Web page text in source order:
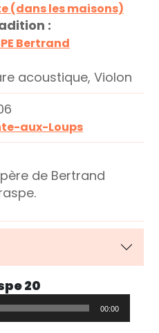
(dans les maisons)
:
Bertrand
acoustique, Violon
aux-Loups
de Bertrand
20
00:00